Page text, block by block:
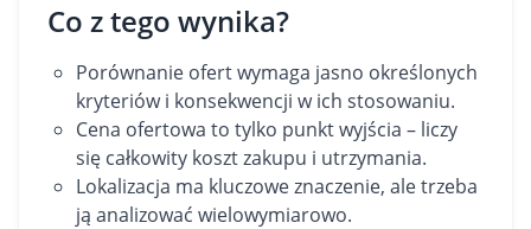
Co z tego wynika?
Porównanie ofert wymaga jasno określonych
kryteriów i konsekwencji w ich stosowaniu.
Cena ofertowa to tylko punkt wyjścia – liczy
się całkowity koszt zakupu i utrzymania.
Lokalizacja ma kluczowe znaczenie, ale trzeba
ją analizować wielowymiarowo.